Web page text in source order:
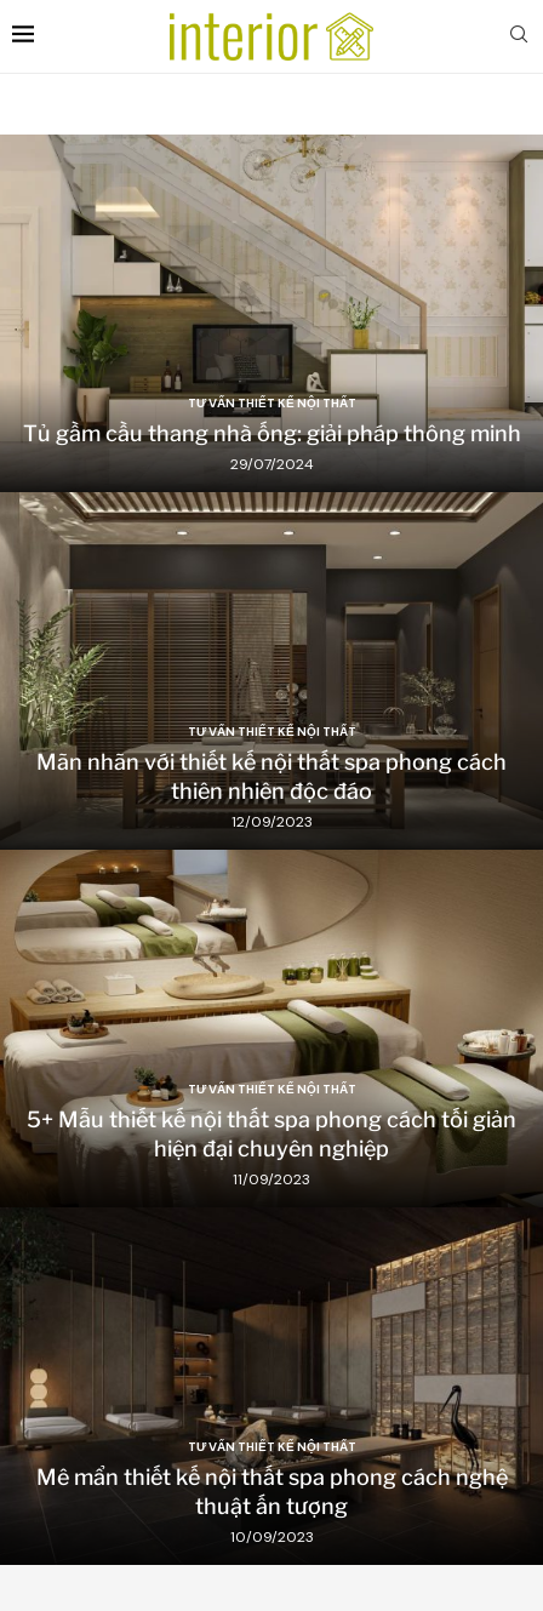
TƯ VẤN THIẾT KẾ NỘI THẤT
Tủ gầm cầu thang nhà ống: giải pháp thông minh
29/07/2024
TƯ VẤN THIẾT KẾ NỘI THẤT
Mãn nhãn với thiết kế nội thất spa phong cách
thiên nhiên độc đáo
12/09/2023
TƯ VẤN THIẾT KẾ NỘI THẤT
5+ Mẫu thiết kế nội thất spa phong cách tối giản
hiện đại chuyên nghiệp
11/09/2023
TƯ VẤN THIẾT KẾ NỘI THẤT
Mê mẩn thiết kế nội thất spa phong cách nghệ
thuật ấn tượng
10/09/2023